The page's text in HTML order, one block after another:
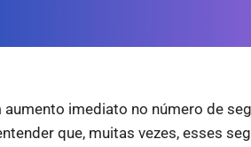
imediato no número de
que, muitas vezes, esses